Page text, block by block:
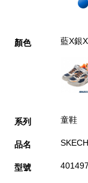
顏色 藍X銀
系列 童鞋
品名
型號